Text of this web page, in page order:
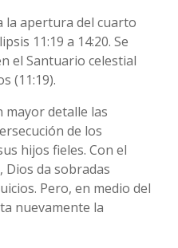
la apertura del cuarto
11:19 a 14:20. Se
el Santuario celestial
(11:19).
mayor detalle las
de los
hijos fieles. Con el
Dios da sobradas
Pero, en medio del
nuevamente la